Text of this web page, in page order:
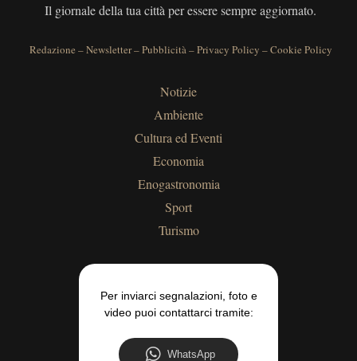
Il giornale della tua città per essere sempre aggiornato.
Redazione –Newsletter–Pubblicità–Privacy Policy –Cookie Policy
Notizie
Ambiente
Cultura ed Eventi
Economia
Enogastronomia
Sport
Turismo
Per inviarci segnalazioni, foto e
video puoi contattarci tramite:
WhatsApp